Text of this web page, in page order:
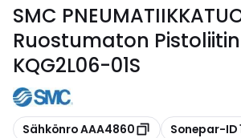
SMC
Ruostumaton
KQG2L06-01S
Kopioi
Sähkönro AAA4860 Kopioi
Sonepar-ID